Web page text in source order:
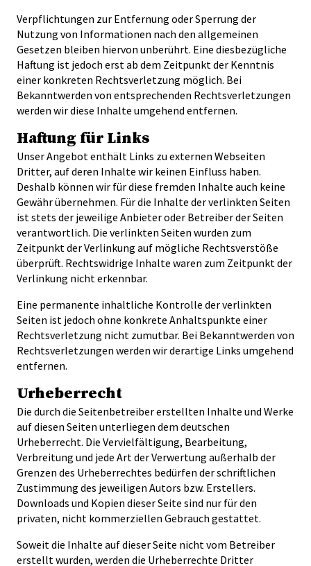
Verpflichtungen zur Entfernung oder Sperrung der
Nutzung von Informationen nach den allgemeinen
Gesetzen bleiben hiervon unberührt. Eine diesbezügliche
Haftung ist jedoch erst ab dem Zeitpunkt der Kenntnis
einer konkreten Rechtsverletzung möglich. Bei
Bekanntwerden von entsprechenden Rechtsverletzungen
werden wir diese Inhalte umgehend entfernen.
Haftung für Links
Unser Angebot enthält Links zu externen Webseiten
Dritter, auf deren Inhalte wir keinen Einfluss haben.
Deshalb können wir für diese fremden Inhalte auch keine
Gewähr übernehmen. Für die Inhalte der verlinkten Seiten
ist stets der jeweilige Anbieter oder Betreiber der Seiten
verantwortlich. Die verlinkten Seiten wurden zum
Zeitpunkt der Verlinkung auf mögliche Rechtsverstöße
überprüft. Rechtswidrige Inhalte waren zum Zeitpunkt der
Verlinkung nicht erkennbar.
Eine permanente inhaltliche Kontrolle der verlinkten
Seiten ist jedoch ohne konkrete Anhaltspunkte einer
Rechtsverletzung nicht zumutbar. Bei Bekanntwerden von
Rechtsverletzungen werden wir derartige Links umgehend
entfernen.
Urheberrecht
Die durch die Seitenbetreiber erstellten Inhalte und Werke
auf diesen Seiten unterliegen dem deutschen
Urheberrecht. Die Vervielfältigung, Bearbeitung,
Verbreitung und jede Art der Verwertung außerhalb der
Grenzen des Urheberrechtes bedürfen der schriftlichen
Zustimmung des jeweiligen Autors bzw. Erstellers.
Downloads und Kopien dieser Seite sind nur für den
privaten, nicht kommerziellen Gebrauch gestattet.
Soweit die Inhalte auf dieser Seite nicht vom Betreiber
erstellt wurden, werden die Urheberrechte Dritter